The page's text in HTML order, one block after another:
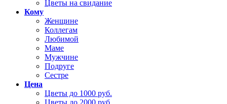
Цветы на свидание
Кому
Женщине
Коллегам
Любимой
Маме
Мужчине
Подруге
Сестре
Цена
Цветы до 1000 руб.
Цветы до 2000 руб.